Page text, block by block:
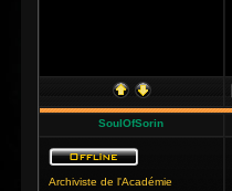
SoulOfSorin
Archiviste de l'Académie